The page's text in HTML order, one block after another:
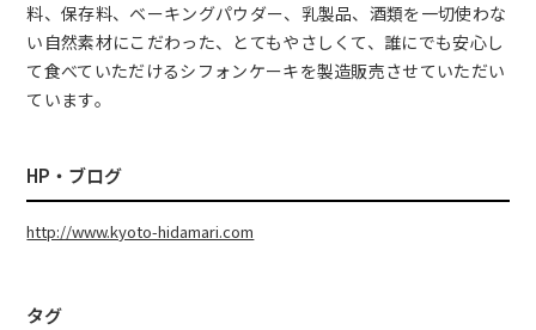
料、保存料、ベーキングパウダー、乳製品、酒類を一切使わな
い自然素材にこだわった、とてもやさしくて、誰にでも安心し
て食べていただけるシフォンケーキを製造販売させていただい
ています。
HP・ブログ
http://www.kyoto-hidamari.com
タグ